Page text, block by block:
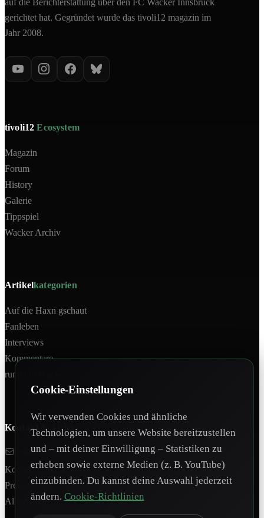
auf die Berichterstattung über den FC Wacker Innsbruck
gerichtet hat. Gegründet wurde das tivoli12 magazin im
Jahr 2008.
tivoli12Ecosystem
Magazin
Forum
History
Galerie
Tippspiel
Wacker Archiv
Artikelkategorien
Auf die Haxn gschaut
Fanleben
Interviews
Kommentare
rund um Wacker
Kontakt & Mehr
redaktion@tivoli12.at
Kontaktformular
Pressespiegel
Alle Artikel
Cookie-Einstellungen
Wir verwenden Cookies und ähnliche
Technologien, um unsere Website bereitzustellen
und – mit deiner Einwilligung – Statistiken zu
erheben sowie externe Medien (z. B. YouTube)
einzubinden. Du kannst deine Auswahl jederzeit
ändern. Cookie-Richtlinien